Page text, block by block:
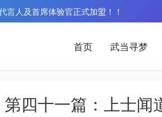
言人及首席体验官正式加盟！！
首页 武当寻梦
第四十一篇：上士闻